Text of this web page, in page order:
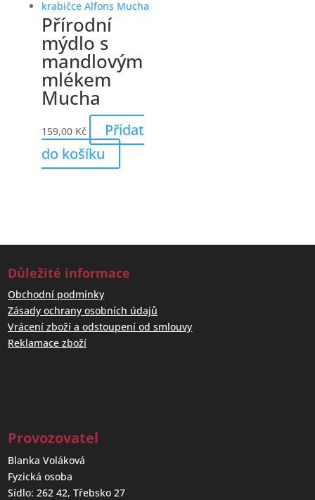
Přírodní
mýdlo s
mandlovým
mlékem
Mucha
159,00 Kč
Přidat
do košíku
Důležité informace
Obchodní podmínky
Zásady ochrany osobních údajů
Vrácení zboží a odstoupení od smlouvy
Reklamace zboží
Provozovatel
Blanka Voláková
Fyzická osoba
Sídlo: 262 42, Třebsko 27